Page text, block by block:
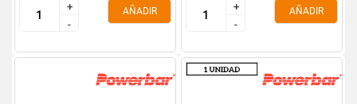
+
-
+
-
AÑADIR
+
-
+
-
AÑADIR